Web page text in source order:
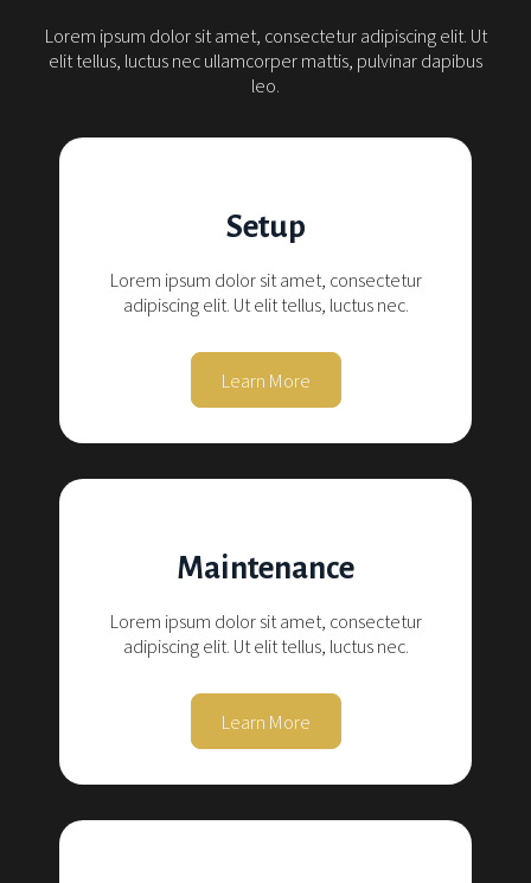
Lorem ipsum dolor sit amet, consectetur adipiscing elit. Ut
elit tellus, luctus nec ullamcorper mattis, pulvinar dapibus
leo.
Setup
Lorem ipsum dolor sit amet, consectetur
adipiscing elit. Ut elit tellus, luctus nec.
Learn More
Maintenance
Lorem ipsum dolor sit amet, consectetur
adipiscing elit. Ut elit tellus, luctus nec.
Learn More